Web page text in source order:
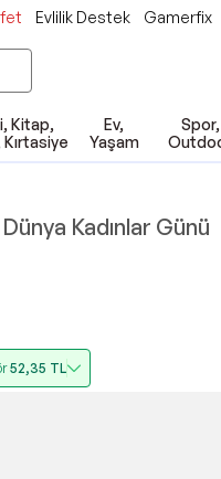
Evlilik Destek Gamerfix
Kitap,
Ev,
Yaşam
Spor,
Kadınlar Günü
52,35 TL